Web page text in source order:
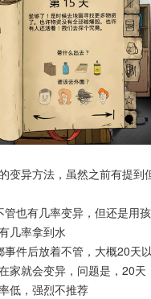
变异方法，虽然之前有提到
也有几率变异，但还是用
几率拿到水
件后放着不管，大概20天
家就会变异，问题是，20天
低，强烈不推荐